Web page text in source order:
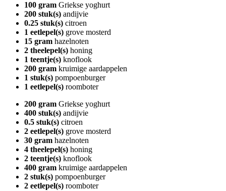
100 gram Griekse yoghurt
200 stuk(s) andijvie
0.25 stuk(s) citroen
1 eetlepel(s) grove mosterd
15 gram hazelnoten
2 theelepel(s) honing
1 teentje(s) knoflook
200 gram kruimige aardappelen
1 stuk(s) pompoenburger
1 eetlepel(s) roomboter
200 gram Griekse yoghurt
400 stuk(s) andijvie
0.5 stuk(s) citroen
2 eetlepel(s) grove mosterd
30 gram hazelnoten
4 theelepel(s) honing
2 teentje(s) knoflook
400 gram kruimige aardappelen
2 stuk(s) pompoenburger
2 eetlepel(s) roomboter